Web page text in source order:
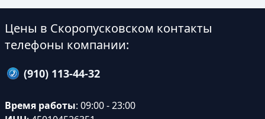
Цены в Скоропусковском контакты
телефоны компании:
(910) 113-44-32
Время работы: 09:00 - 23:00